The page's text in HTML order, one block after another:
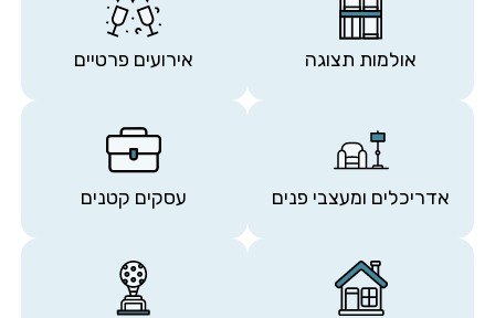
אולמות תצוגה אירועים פרטיים
אדריכלים ומעצבי פנים עסקים קטנים